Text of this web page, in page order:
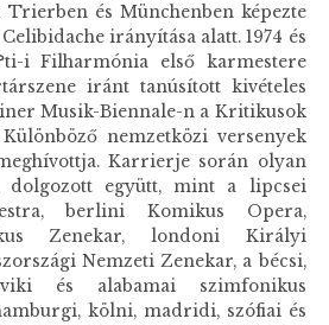
Trierben és Münchenben képezte
irányítása alatt. 1974 és
i Filharmónia első karmestere
iránt tanúsított kivételes
Musik-Biennale-n a Kritikusok
nemzetközi versenyek
Karrierje során olyan
dolgozott együtt, mint a lipcsei
berlini Komikus Opera,
Zenekar, londoni Királyi
Nemzeti Zenekar, a bécsi,
és alabamai szimfonikus
kölni, madridi, szófiai és